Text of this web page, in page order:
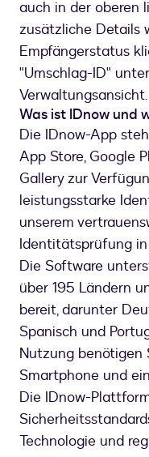
auch in der oberen
zusätzliche Details
Empfängerstatus
"Umschlag-ID"
Verwaltungsansicht.
Was ist IDnow und
Die IDnow-App
App Store, Google
Gallery zur
leistungsstarke
unserem
Identitätsprüfung in
Die Software
über 195 Ländern
bereit, darunter
Spanisch und
Nutzung benötigen
Smartphone und
Die IDnow-
Technologie und